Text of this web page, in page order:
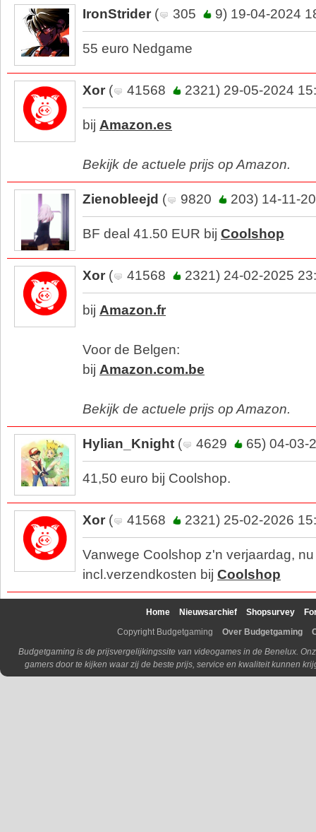
IronStrider ( 305 9) 19-04-2024
55 euro Nedgame
Xor ( 41568 2321) 29-05-2024
bij Amazon.es
Bekijk de actuele prijs op Amazon.
Zienobleejd ( 9820 203) 14-11-
BF deal 41.50 EUR bij Coolshop
Xor ( 41568 2321) 24-02-2025
bij Amazon.fr
Voor de Belgen:
bij Amazon.com.be
Bekijk de actuele prijs op Amazon.
Hylian_Knight ( 4629 65) 04-03-
41,50 euro bij Coolshop.
Xor ( 41568 2321) 25-02-2026
Vanwege Coolshop z'n verjaardag,
incl.verzendkosten bij Coolshop
Home Nieuwsarchief Shopsurvey
Copyright Budgetgaming
Over Budgetgaming
Budgetgaming is de prijsvergelijkingssite van videogames in de Benelux.
gamers door te kijken waar zij de beste prijs, service en kwaliteit kunnen